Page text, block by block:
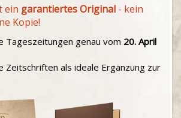
ein garantiertes Original - kein
Kopie!
genau vom 20. April
Zeitschriften als ideale Ergänzung zur